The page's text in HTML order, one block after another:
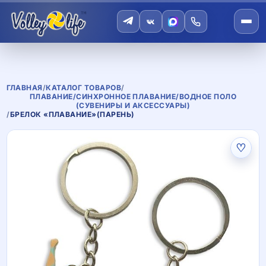
ГЛАВНАЯ/КАТАЛОГ ТОВАРОВ/
ПЛАВАНИЕ/СИНХРОННОЕ ПЛАВАНИЕ/ВОДНОЕ ПОЛО
(СУВЕНИРЫ И АКСЕССУАРЫ)
/БРЕЛОК «ПЛАВАНИЕ»(ПАРЕНЬ)
♡